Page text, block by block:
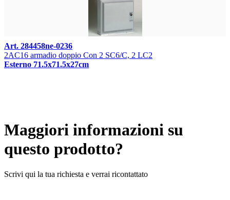
Art. 284458ne-0236
2AC16 armadio doppio Con 2 SC6/C, 2 LC2
Esterno 71.5x71.5x27cm
Maggiori informazioni su
questo prodotto?
Scrivi qui la tua richiesta e verrai ricontattato